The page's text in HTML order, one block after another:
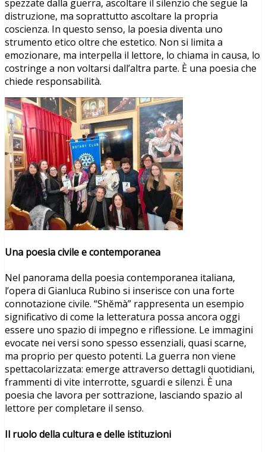
spezzate dalla guerra, ascoltare il silenzio che segue la
distruzione, ma soprattutto ascoltare la propria
coscienza. In questo senso, la poesia diventa uno
strumento etico oltre che estetico. Non si limita a
emozionare, ma interpella il lettore, lo chiama in causa, lo
costringe a non voltarsi dall’altra parte. È una poesia che
chiede responsabilità.
Una poesia civile e contemporanea
Nel panorama della poesia contemporanea italiana,
l’opera di Gianluca Rubino si inserisce con una forte
connotazione civile. “Shĕmà” rappresenta un esempio
significativo di come la letteratura possa ancora oggi
essere uno spazio di impegno e riflessione. Le immagini
evocate nei versi sono spesso essenziali, quasi scarne,
ma proprio per questo potenti. La guerra non viene
spettacolarizzata: emerge attraverso dettagli quotidiani,
frammenti di vite interrotte, sguardi e silenzi. È una
poesia che lavora per sottrazione, lasciando spazio al
lettore per completare il senso.
Il ruolo della cultura e delle istituzioni